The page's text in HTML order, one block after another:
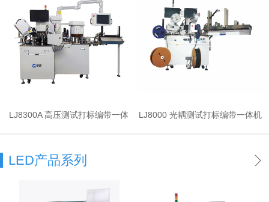
LJ8300A 高压测试打标编带一体 LJ8000 光耦测试打标编带一体机
LED产品系列